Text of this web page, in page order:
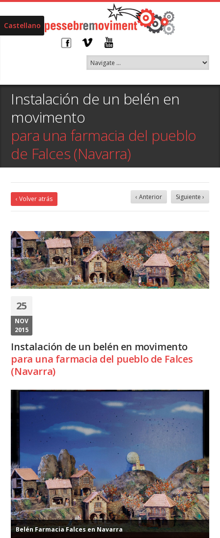
Castellano
Instalación de un belén en
movimento
para una farmacia del pueblo
de Falces (Navarra)
‹ Volver atrás ‹ Anterior Siguiente ›
25
NOV
2015
Instalación de un belén en movimento
para una farmacia del pueblo de Falces
(Navarra)
Belén Farmacia Falces en Navarra